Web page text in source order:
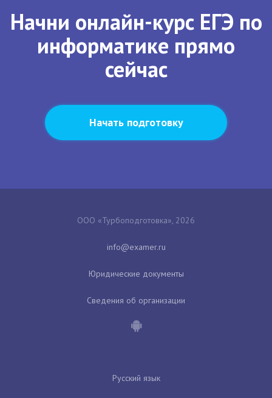
Начни онлайн-курс ЕГЭ по
информатике прямо
сейчас
Начать подготовку
ООО «Турбоподготовка», 2026
Юридические документы
Сведения об организации
Русский язык